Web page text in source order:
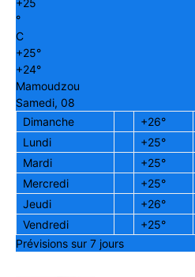
+25
°
C
+25°
+24°
Mamoudzou
Samedi, 08
Dimanche
+26°
Lundi
+25°
Mardi
+25°
Mercredi
+25°
Jeudi
+26°
Vendredi
+25°
Prévisions sur 7 jours